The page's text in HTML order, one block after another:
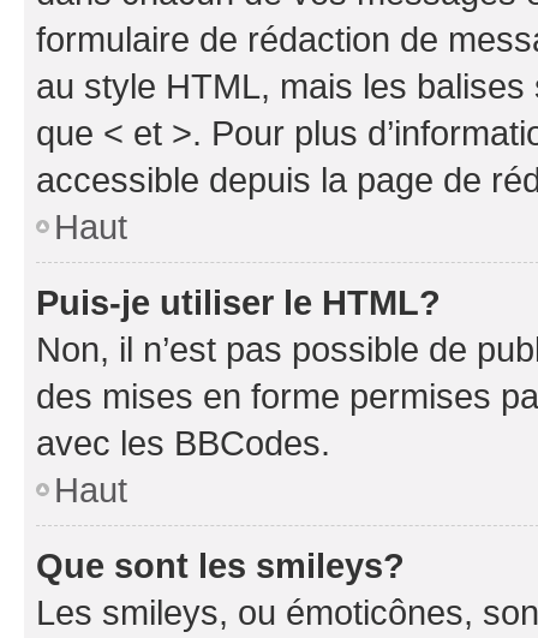
formulaire de rédaction de
au style HTML, mais les
que < et >. Pour plus
accessible depuis la page de
Haut
Puis-je utiliser le HTML?
Non, il n’est pas possible de
des mises en forme permises
avec les BBCodes.
Haut
Que sont les smileys?
Les smileys, ou émoticônes,